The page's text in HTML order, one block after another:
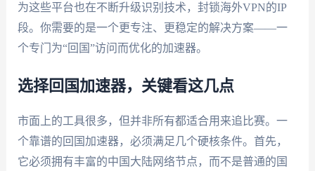
为这些平台也在不断升级识别技术，封锁海外VPN的IP
段。你需要的是一个更专注、更稳定的解决方案——一
个专门为“回国”访问而优化的加速器。
选择回国加速器，关键看这几点
市面上的工具很多，但并非所有都适合用来追比赛。一
个靠谱的回国加速器，必须满足几个硬核条件。首先，
它必须拥有丰富的中国大陆网络节点，而不是普通的国